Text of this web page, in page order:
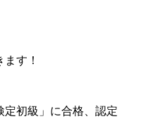
す！
定初級」に合格、認定